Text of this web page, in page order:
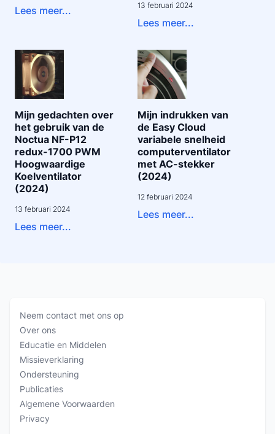
Lees meer... 13 februari 2024
Lees meer...
Mijn gedachten over
het gebruik van de
Noctua NF-P12
redux-1700 PWM
Hoogwaardige
Koelventilator
(2024)
13 februari 2024
Lees meer...
Mijn indrukken van
de Easy Cloud
variabele snelheid
computerventilator
met AC-stekker
(2024)
12 februari 2024
Lees meer...
Neem contact met ons op
Over ons
Educatie en Middelen
Missieverklaring
Ondersteuning
Publicaties
Algemene Voorwaarden
Privacy